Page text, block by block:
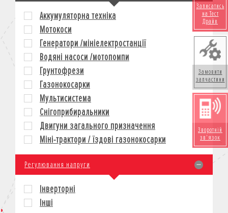
КОРПОРАТИВНИМ КЛІЄНТАМ
МОТОЦИКЛИ
КРЕДИТ
СТРАХУВАННЯ
КОРПОРАТИВНИМ КЛІЄНТАМ
Записатись
на Тест
Драйв
Замовити
запчастини
Зворотній
зв'язок
Аккумуляторна техніка
Мотокоси
Генератори /мініелектростанції
Водяні насоси /мотопомпи
Грунтофрези
Газонокосарки
Мультисистема
Снігоприбиральники
Двигуни загального призначення
Міні-трактори / їздові газонокосарки
Регулювання напруги
Інверторні
Інші